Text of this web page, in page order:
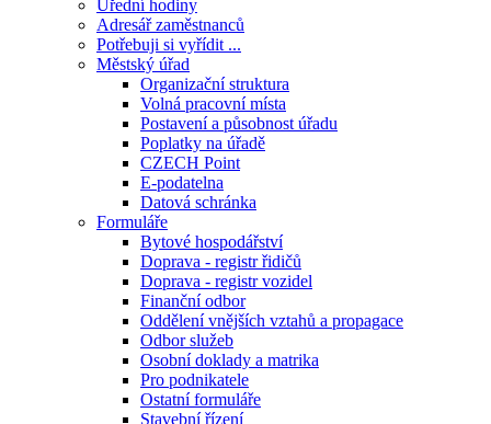
Úřední hodiny
Adresář zaměstnanců
Potřebuji si vyřídit ...
Městský úřad
Organizační struktura
Volná pracovní místa
Postavení a působnost úřadu
Poplatky na úřadě
CZECH Point
E-podatelna
Datová schránka
Formuláře
Bytové hospodářství
Doprava - registr řidičů
Doprava - registr vozidel
Finanční odbor
Oddělení vnějších vztahů a propagace
Odbor služeb
Osobní doklady a matrika
Pro podnikatele
Ostatní formuláře
Stavební řízení